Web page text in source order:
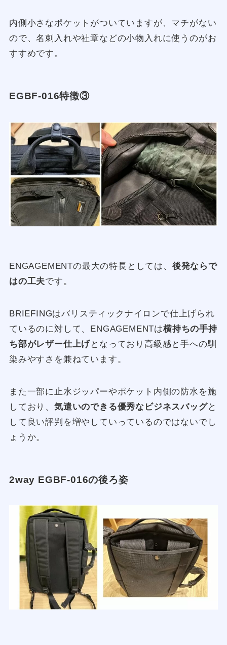
内側小さなポケットがついていますが、マチがない
ので、名刺入れや社章などの小物入れに使うのがお
すすめです。
EGBF-016特徴③
ENGAGEMENTの最大の特長としては、 後発ならで
はの工夫です。
BRIEFINGはバリスティックナイロンで仕上げられ
ているのに対して、ENGAGEMENTは横持ちの手持
ち部がレザー仕上げとなっており高級感と手への馴
染みやすさを兼ねています。
また一部に止水ジッパーやポケット内側の防水を施
しており、 気遣いのできる優秀なビジネスバッグと
して良い評判を増やしていっているのではないでし
ょうか。
2way EGBF-016の後ろ姿